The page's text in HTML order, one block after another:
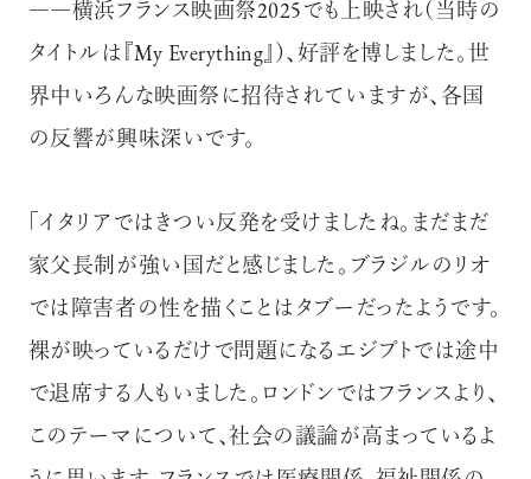
――横浜フランス映画祭2025でも上映され（当時の
タイトルは『My Everything』）、好評を博しました。世
界中いろんな映画祭に招待されていますが、各国
の反響が興味深いです。
「イタリアではきつい反発を受けましたね。まだまだ
家父長制が強い国だと感じました。ブラジルのリオ
では障害者の性を描くことはタブーだったようです。
裸が映っているだけで問題になるエジプトでは途中
で退席する人もいました。ロンドンではフランスより、
このテーマについて、社会の議論が高まっているよ